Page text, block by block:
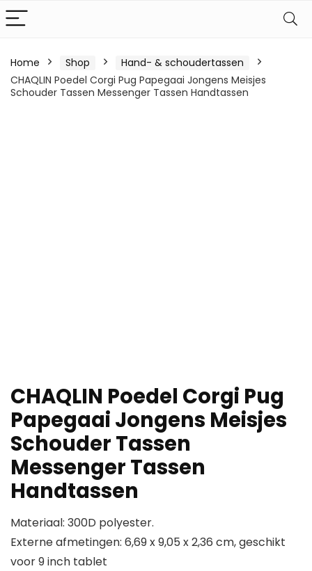
Home Shop
Hand- & schoudertassen
CHAQLIN Poedel Corgi Pug Papegaai Jongens Meisjes
Schouder Tassen Messenger Tassen Handtassen
CHAQLIN Poedel Corgi Pug
Papegaai Jongens Meisjes
Schouder Tassen
Messenger Tassen
Handtassen
Materiaal: 300D polyester.
Externe afmetingen: 6,69 x 9,05 x 2,36 cm, geschikt
voor 9 inch tablet